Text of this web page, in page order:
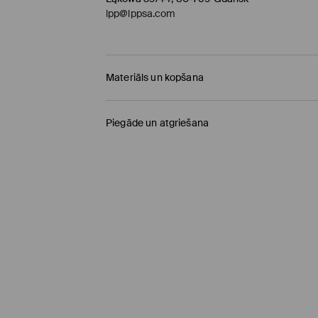
lpp@lppsa.com
Materiāls un kopšana
Pamatmateriāls 100% KOKVILNA
Piegāde un atgriešana